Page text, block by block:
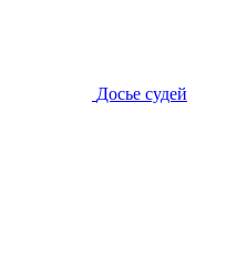
Досье судей